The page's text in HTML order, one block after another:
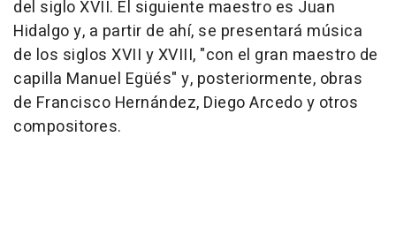
del siglo XVII. El siguiente maestro es Juan
Hidalgo y, a partir de ahí, se presentará música
de los siglos XVII y XVIII, "con el gran maestro de
capilla Manuel Egüés" y, posteriormente, obras
de Francisco Hernández, Diego Arcedo y otros
compositores.